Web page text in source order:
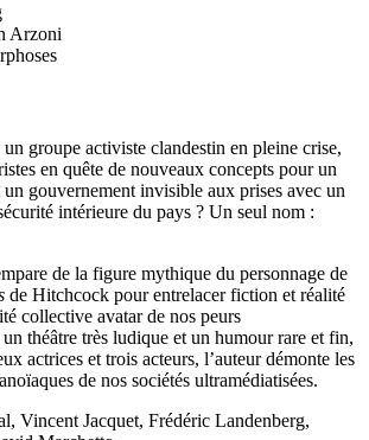
Arzoni
groupe activiste clandestin en pleine crise,
en quête de nouveaux concepts pour un
un gouvernement invisible aux prises avec un
intérieure du pays ? Un seul nom :
de la figure mythique du personnage de
de Hitchcock pour entrelacer fiction et réalité
collective avatar de nos peurs
théâtre très ludique et un humour rare et fin,
actrices et trois acteurs, l’auteur démonte les
de nos sociétés ultramédiatisées.
Vincent Jacquet, Frédéric Landenberg,